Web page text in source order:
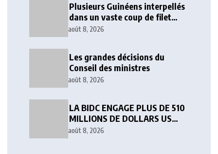
Plusieurs Guinéens interpellés
dans un vaste coup de filet
contre l’orpaillage clandestin
août 8, 2026
Les grandes décisions du
Conseil des ministres
août 8, 2026
LA BIDC ENGAGE PLUS DE 510
MILLIONS DE DOLLARS US
POURACCÉLÉRER LE
août 8, 2026